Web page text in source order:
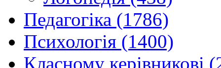
Педагогіка (1786)
Психологія (1400)
Класному керівникові